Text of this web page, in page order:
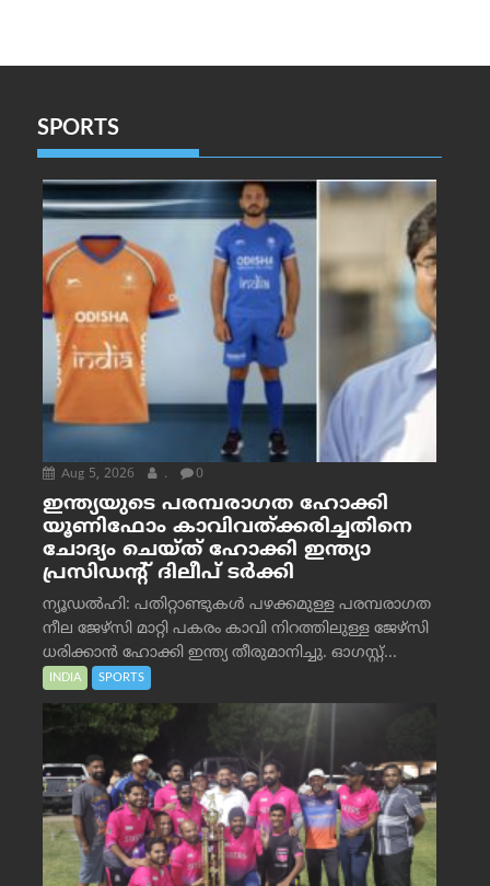
SPORTS
Aug 5, 2026 . 0
ഇന്ത്യയുടെ പരമ്പരാഗത ഹോക്കി
യൂണിഫോം കാവിവത്ക്കരിച്ചതിനെ
ചോദ്യം ചെയ്ത് ഹോക്കി ഇന്ത്യാ
പ്രസിഡന്റ് ദിലീപ് ടര്‍ക്കി
ന്യൂഡൽഹി: പതിറ്റാണ്ടുകൾ പഴക്കമുള്ള പരമ്പരാഗത
നീല ജേഴ്‌സി മാറ്റി പകരം കാവി നിറത്തിലുള്ള ജേഴ്‌സി
ധരിക്കാൻ ഹോക്കി ഇന്ത്യ തീരുമാനിച്ചു. ഓഗസ്റ്റ്...
INDIA SPORTS